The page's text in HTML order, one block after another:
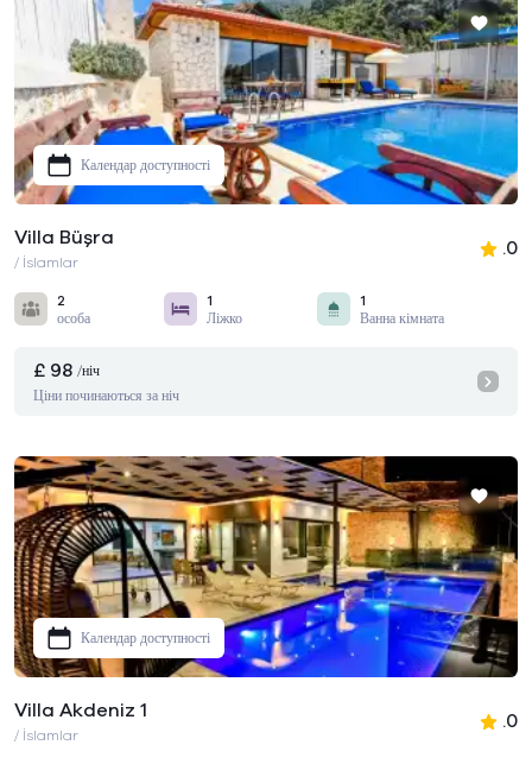
Календар доступності
Villa Büşra
/ İslamlar
.0
2
особа
1
Ліжко
1
Ванна кімната
£ 98 /ніч
Ціни починаються за ніч
Календар доступності
Villa Akdeniz 1
/ İslamlar
.0